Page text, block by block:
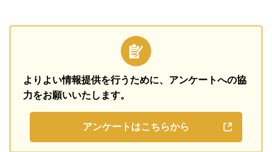
よりよい情報提供を行うために、 アンケートへの協
力をお願いいたします。
アンケートはこちらから